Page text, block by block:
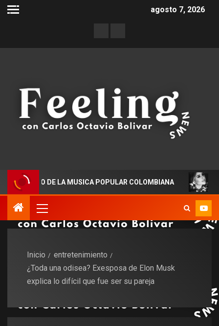
agosto 7, 2026
DE LA MUSICA POPULAR COLOMBIANA Rafaella
Inicio
entretenimiento
¿Toda una odisea? Exesposa de Elon Musk
explica lo difícil que fue ser su pareja